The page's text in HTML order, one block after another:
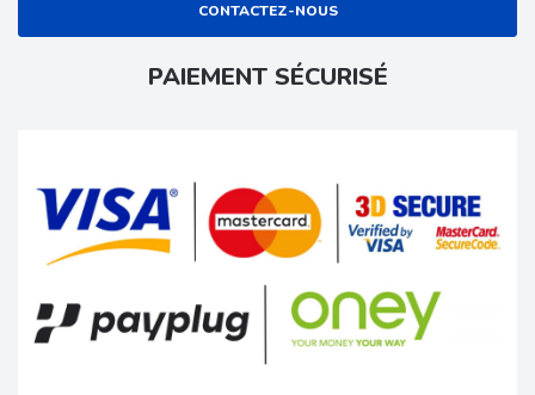
CONTACTEZ-NOUS
PAIEMENT SÉCURISÉ